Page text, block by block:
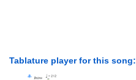
Tablature player for this song: